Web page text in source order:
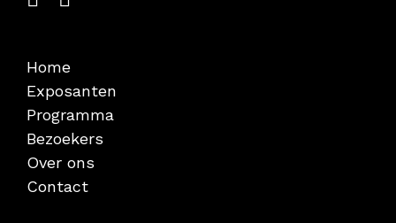
Home
Exposanten
Programma
Bezoekers
Over ons
Contact